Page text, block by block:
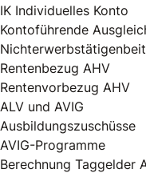
IK Individuelles Konto
Kontoführende
Rentenbezug AHV
Rentenvorbezug AHV
ALV und AVIG
Ausbildungszuschüsse
AVIG-Programme
Berechnung Taggelder